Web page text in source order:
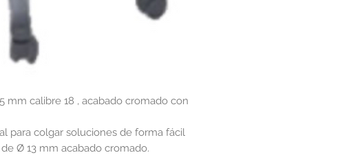
mm calibre 18 , acabado cromado con
para colgar soluciones de forma fácil
Ø 13 mm acabado cromado.